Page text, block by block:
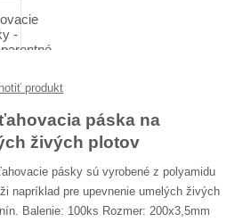
produkt
páska na
živých plotov
pásky sú vyrobené z polyamidu
napríklad pre upevnenie umelých živých
Balenie: 100ks Rozmer: 200x3,5mm